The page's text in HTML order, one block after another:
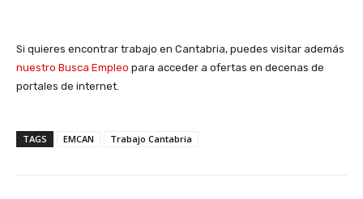
Si quieres encontrar trabajo en Cantabria, puedes visitar además
nuestro Busca Empleo para acceder a ofertas en decenas de
portales de internet.
TAGS EMCAN Trabajo Cantabria